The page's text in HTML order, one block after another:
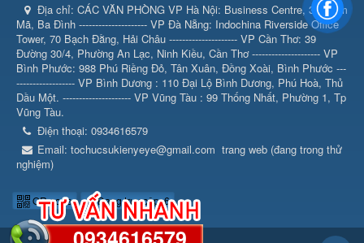
Địa chỉ: CÁC VĂN PHÒNG VP Hà Nội: Business Centre, 360 Kim
Mã, Ba Đình --------------------- VP Đà Nẵng: Indochina Riverside Office
Tower, 70 Bạch Đằng, Hải Châu --------------------- VP Cần Thơ: 39
Đường 30/4, Phường An Lạc, Ninh Kiều, Cần Thơ --------------------- VP
Bình Phước: 988 Phú Riềng Đỏ, Tân Xuân, Đồng Xoài, Bình Phước ---
------------------ VP Bình Dương : 110 Đại Lộ Bình Dương, Phú Hoà, Thủ
Dầu Một. --------------------- VP Vũng Tàu : 99 Thống Nhất, Phường 1, Tp
Vũng Tàu.
Điện thoại: 0934616579
Email: tochucsukienyeye@gmail.com trang web (đang trong thử
nghiệm)
QR-code Đang truy cập: 6